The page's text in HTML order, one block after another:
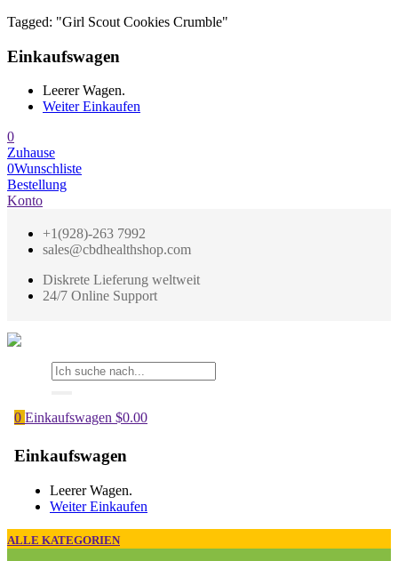
Tagged: "Girl Scout Cookies Crumble"
Einkaufswagen
Leerer Wagen.
Weiter Einkaufen
0
Zuhause
0Wunschliste
Bestellung
Konto
+1(928)-263 7992
sales@cbdhealthshop.com
Diskrete Lieferung weltweit
24/7 Online Support
0 Einkaufswagen $0.00
Einkaufswagen
Leerer Wagen.
Weiter Einkaufen
ALLE KATEGORIEN